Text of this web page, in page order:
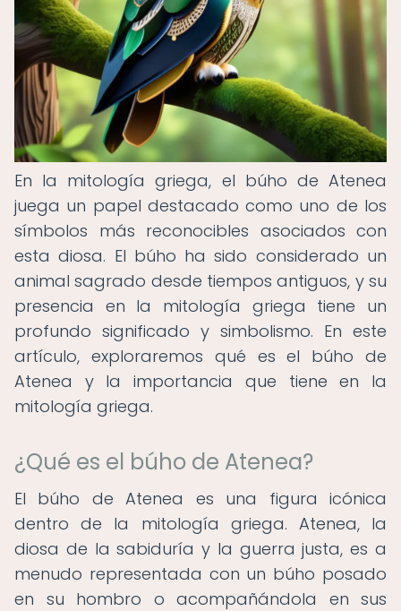
En la mitología griega, el búho de Atenea
juega un papel destacado como uno de los
símbolos más reconocibles asociados con
esta diosa. El búho ha sido considerado un
animal sagrado desde tiempos antiguos, y su
presencia en la mitología griega tiene un
profundo significado y simbolismo. En este
artículo, exploraremos qué es el búho de
Atenea y la importancia que tiene en la
mitología griega.
¿Qué es el búho de Atenea?
El búho de Atenea es una figura icónica
dentro de la mitología griega. Atenea, la
diosa de la sabiduría y la guerra justa, es a
menudo representada con un búho posado
en su hombro o acompañándola en sus